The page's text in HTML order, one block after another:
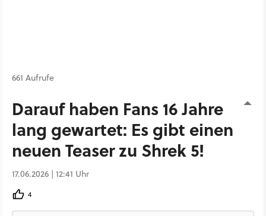
661 Aufrufe
Darauf haben Fans 16 Jahre
lang gewartet: Es gibt einen
neuen Teaser zu Shrek 5!
17.06.2026 | 12:41 Uhr
4